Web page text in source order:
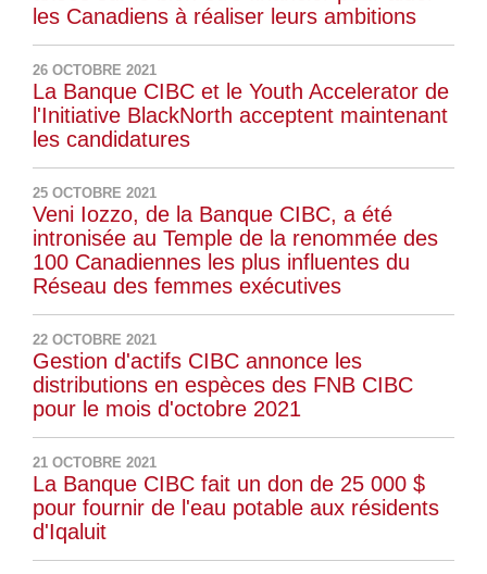
les Canadiens à réaliser leurs ambitions
26 OCTOBRE 2021
La Banque CIBC et le Youth Accelerator de
l'Initiative BlackNorth acceptent maintenant
les candidatures
25 OCTOBRE 2021
Veni Iozzo, de la Banque CIBC, a été
intronisée au Temple de la renommée des
100 Canadiennes les plus influentes du
Réseau des femmes exécutives
22 OCTOBRE 2021
Gestion d'actifs CIBC annonce les
distributions en espèces des FNB CIBC
pour le mois d'octobre 2021
21 OCTOBRE 2021
La Banque CIBC fait un don de 25 000 $
pour fournir de l'eau potable aux résidents
d'Iqaluit